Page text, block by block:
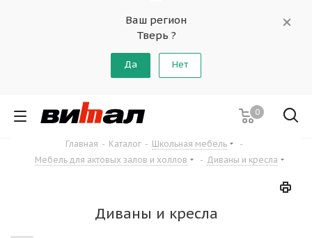
Ваш регион
Тверь ?
Да Нет
0
Главная - Каталог - Школьная мебель
-
Мебель для актовых залов и холлов
- Диваны и кресла
Диваны и кресла